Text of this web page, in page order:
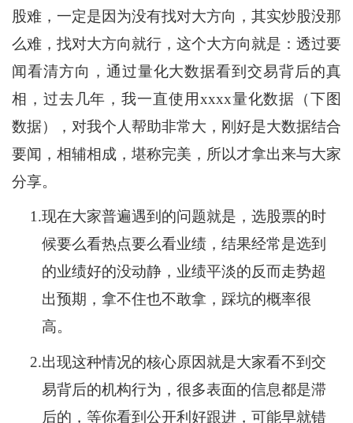
股难，一定是因为没有找对大方向，其实炒股没那
么难，找对大方向就行，这个大方向就是：透过要
闻看清方向，通过量化大数据看到交易背后的真
相，过去几年，我一直使用xxxx量化数据（下图
数据），对我个人帮助非常大，刚好是大数据结合
要闻，相辅相成，堪称完美，所以才拿出来与大家
分享。
1.现在大家普遍遇到的问题就是，选股票的时
候要么看热点要么看业绩，结果经常是选到
的业绩好的没动静，业绩平淡的反而走势超
出预期，拿不住也不敢拿，踩坑的概率很
高。
2.出现这种情况的核心原因就是大家看不到交
易背后的机构行为，很多表面的信息都是滞
后的，等你看到公开利好跟进，可能早就错